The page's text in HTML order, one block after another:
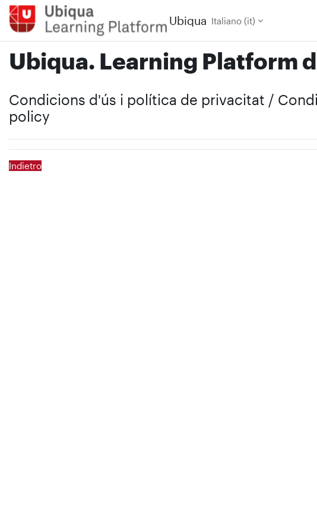
Vai al contenuto principale
Ubiqua Italiano ‎(it)‎
Ubiqua. Learning Platform
Condicions d'ús i política de privacitat /
policy
Indietro